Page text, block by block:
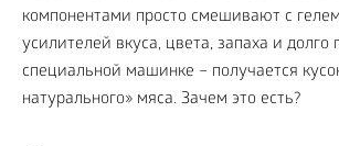
компонентами просто смешивают с
усилителей вкуса, цвета, запаха и
специальной машинке – получается
натурального» мяса. Зачем это есть?